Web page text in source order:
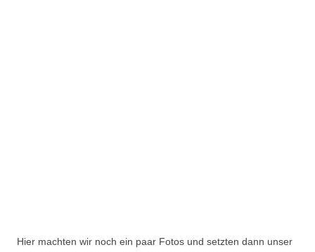
Hier machten wir noch ein paar Fotos und setzten dann unser